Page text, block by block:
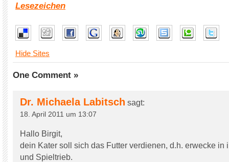
Lesezeichen
Hide Sites
One Comment »
Dr. Michaela Labitsch sagt:
18. April 2011 um 13:07
Hallo Birgit,
dein Kater soll sich das Futter verdienen, d.h. erwecke in
und Spieltrieb.